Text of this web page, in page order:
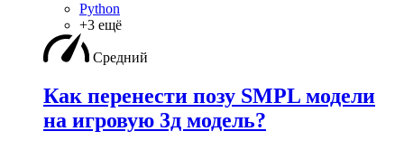
Python
+3 ещё
Средний
Как перенести позу SMPL модели
на игровую 3д модель?